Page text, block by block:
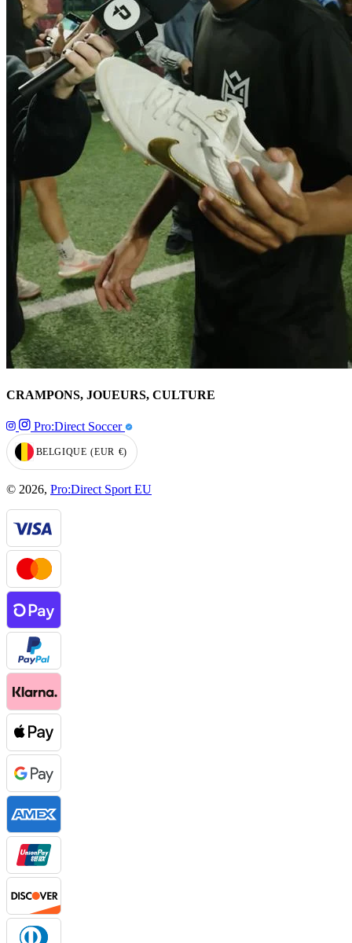
CRAMPONS, JOUEURS, CULTURE
Pro:Direct Soccer
GEOLOCATION BUTTON: BELGIQUE, EUR, €
BELGIQUE (EUR €)
© 2026, Pro:Direct Sport EU